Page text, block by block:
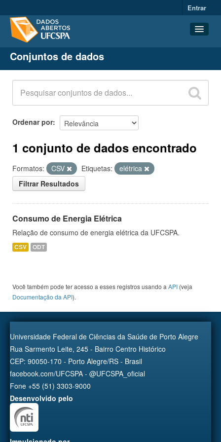
Entrar
Conjuntos de dados
Organizações
Grupos
Sobre
Conjuntos de dados
Ordenar por
1 conjunto de dados encontrado
Formatos: CSV Etiquetas:
elétrica
Filtrar Resultados
Consumo de Energia Elétrica
Relação de consumo de energia elétrica da UFCSPA.
CSV ODT
Você também pode ter acesso a esses registros usando a API (veja
Documentação da API).
Universidade Federal de Ciências da Saúde de Porto Alegre
Rua Sarmento Leite, 245 - Bairro Centro Histórico
CEP: 90050-170 - Porto Alegre/RS - Brasil
facebook.com/UFCSPA - @UFCSPA_oficial
Fone +55 (51) 3303-9000
Desenvolvido pelo